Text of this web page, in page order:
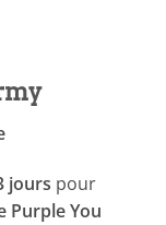
jours pour
Purple You